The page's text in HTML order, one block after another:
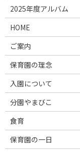
2025年度アルバム
HOME
ご案内
保育園の理念
入園について
分園やまびこ
食育
保育園の一日